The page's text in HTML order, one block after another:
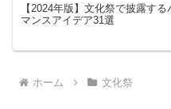
【2024年版】文化祭で披露する
マンスアイデア31選
ホーム 文化祭